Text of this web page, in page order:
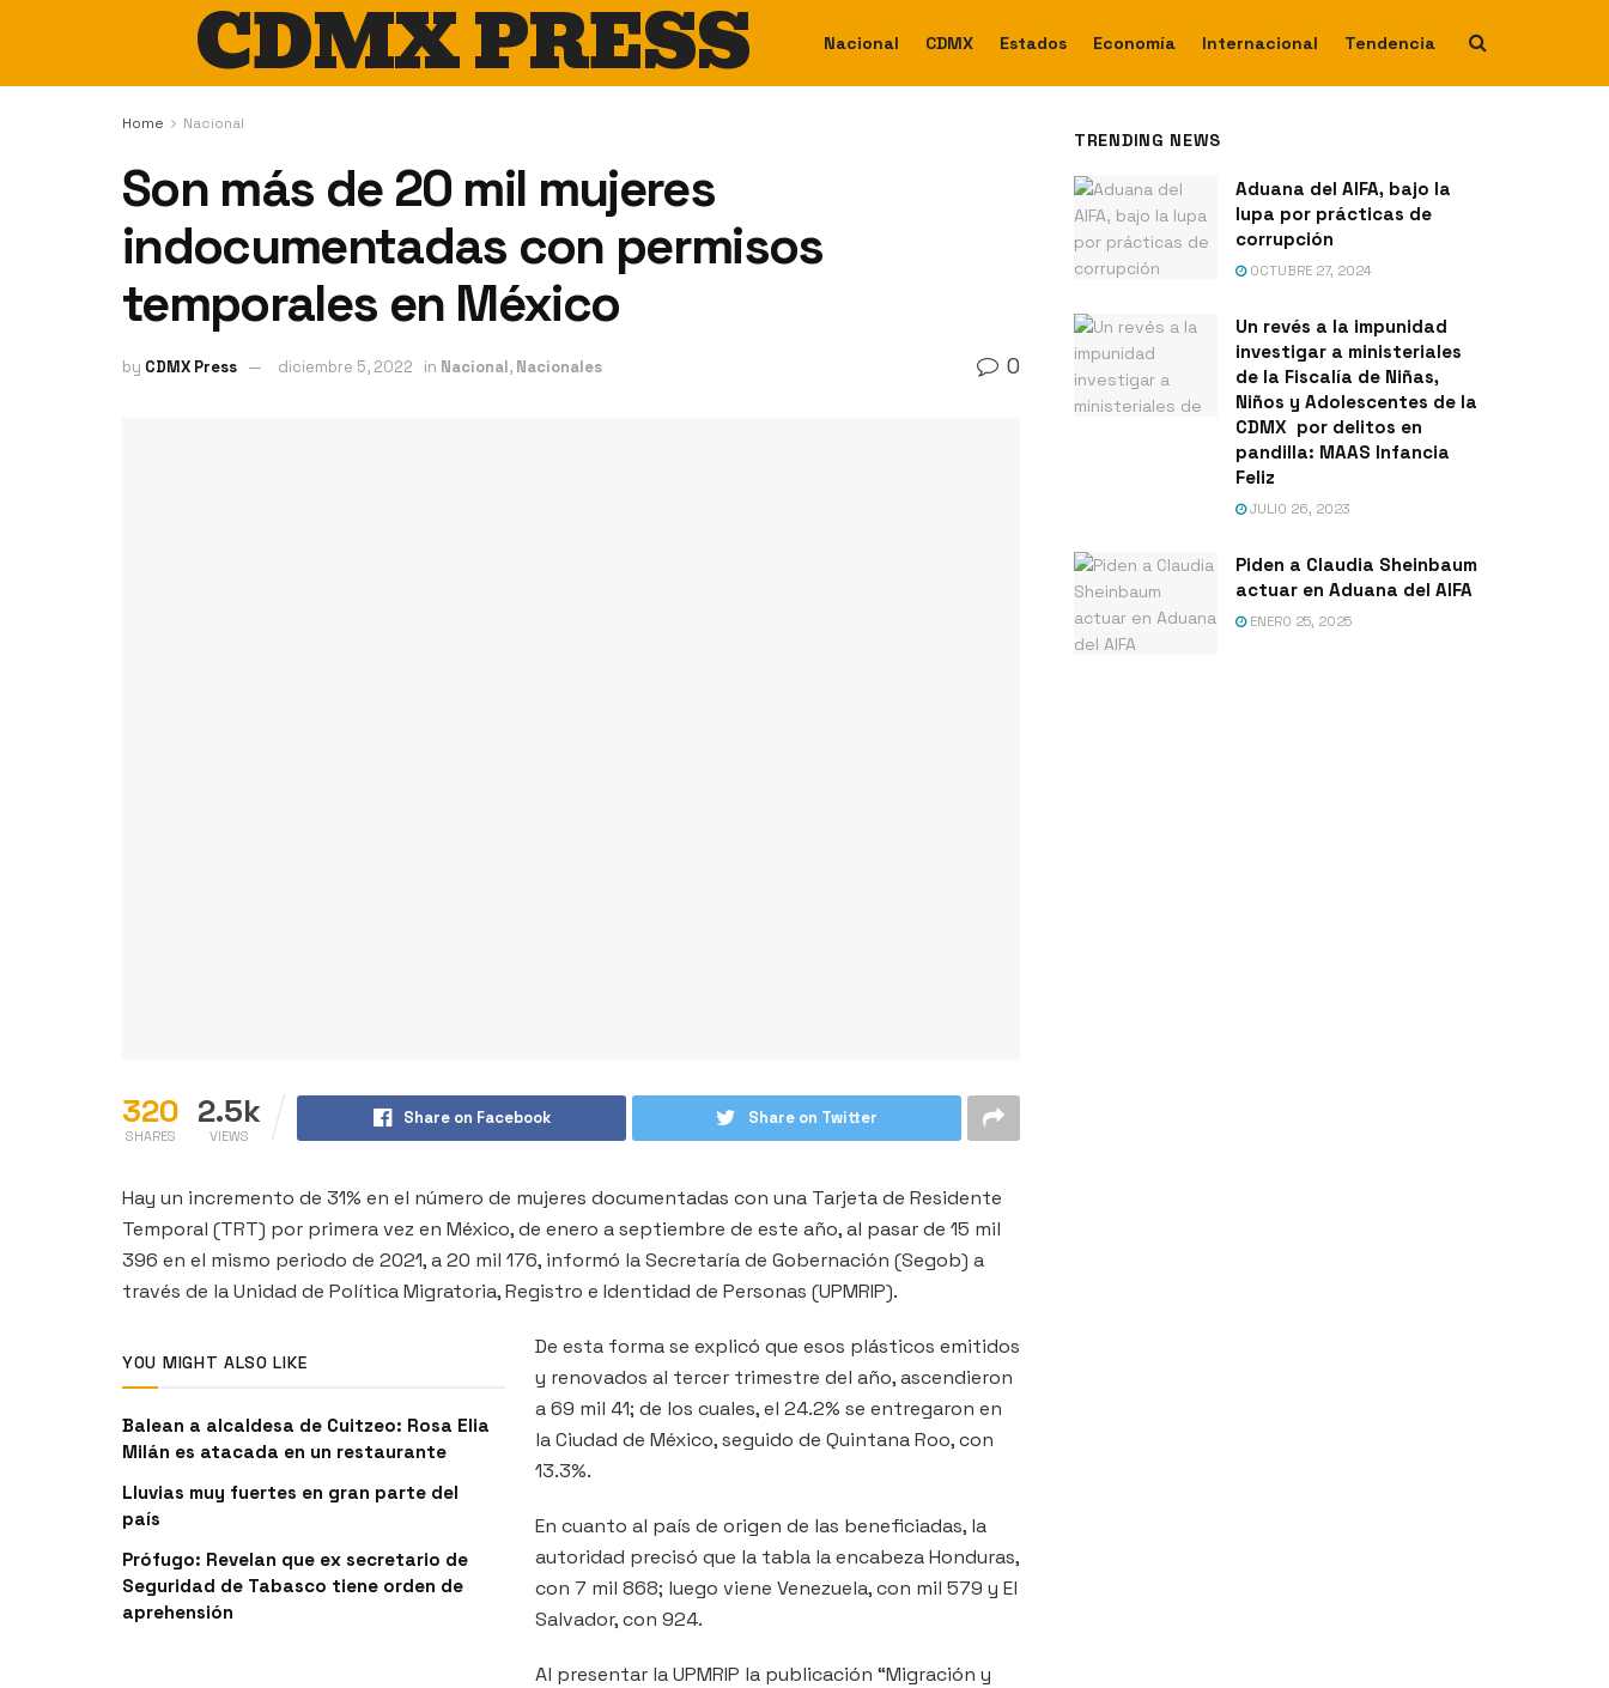
CDMX PRESS Nacional CDMX Estados Economía Internacional Tendencia
Home Nacional
Son más de 20 mil mujeres
indocumentadas con permisos
temporales en México
by CDMX Press diciembre 5, 2022 in Nacional, Nacionales 0
320
SHARES
2.5k
VIEWS
Share on Facebook Share on Twitter
Hay un incremento de 31% en el número de mujeres documentadas con una Tarjeta de Residente
Temporal (TRT) por primera vez en México, de enero a septiembre de este año, al pasar de 15 mil
396 en el mismo periodo de 2021, a 20 mil 176, informó la Secretaría de Gobernación (Segob) a
través de la Unidad de Política Migratoria, Registro e Identidad de Personas (UPMRIP).
YOU MIGHT ALSO LIKE
Balean a alcaldesa de Cuitzeo: Rosa Elia
Milán es atacada en un restaurante
Lluvias muy fuertes en gran parte del
país
Prófugo: Revelan que ex secretario de
Seguridad de Tabasco tiene orden de
aprehensión
De esta forma se explicó que esos plásticos emitidos
y renovados al tercer trimestre del año, ascendieron
a 69 mil 41; de los cuales, el 24.2% se entregaron en
la Ciudad de México, seguido de Quintana Roo, con
13.3%.
En cuanto al país de origen de las beneficiadas, la
autoridad precisó que la tabla la encabeza Honduras,
con 7 mil 868; luego viene Venezuela, con mil 579 y El
Salvador, con 924.
Al presentar la UPMRIP la publicación “Migración y
TRENDING NEWS
Aduana del AIFA, bajo la
lupa por prácticas de
corrupción
OCTUBRE 27, 2024
Un revés a la impunidad
investigar a ministeriales
de la Fiscalía de Niñas,
Niños y Adolescentes de la
CDMX por delitos en
pandilla: MAAS Infancia
Feliz
JULIO 26, 2023
Piden a Claudia Sheinbaum
actuar en Aduana del AIFA
ENERO 25, 2025